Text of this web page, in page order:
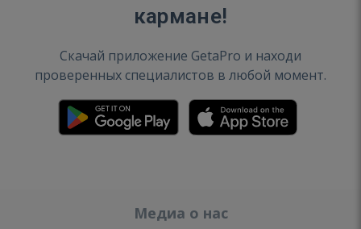
кармане!
Скачай приложение GetaPro и находи
проверенных специалистов в любой момент.
Медиа о нас